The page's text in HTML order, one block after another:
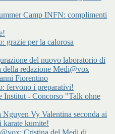
Camp INFN: complimenti
grazie per la calorosa
del nuovo laboratorio di
della redazione Medi@vox
Fiorentino
fervono i preparativi!
Institut - Concorso "Talk ohne
Nguyen Vy Valentina seconda ai
karate kumite!